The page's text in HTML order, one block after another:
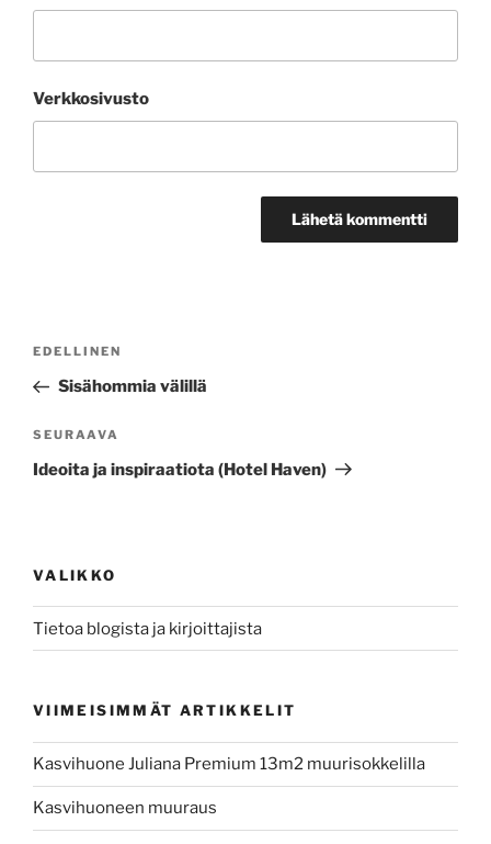
Verkkosivusto
Edellinen
artikkeli
EDELLINEN
Sisähommia välillä
Seuraava
artikkeli
SEURAAVA
Ideoita ja inspiraatiota (Hotel Haven)
VALIKKO
Tietoa blogista ja kirjoittajista
VIIMEISIMMÄT ARTIKKELIT
Kasvihuone Juliana Premium 13m2 muurisokkelilla
Kasvihuoneen muuraus